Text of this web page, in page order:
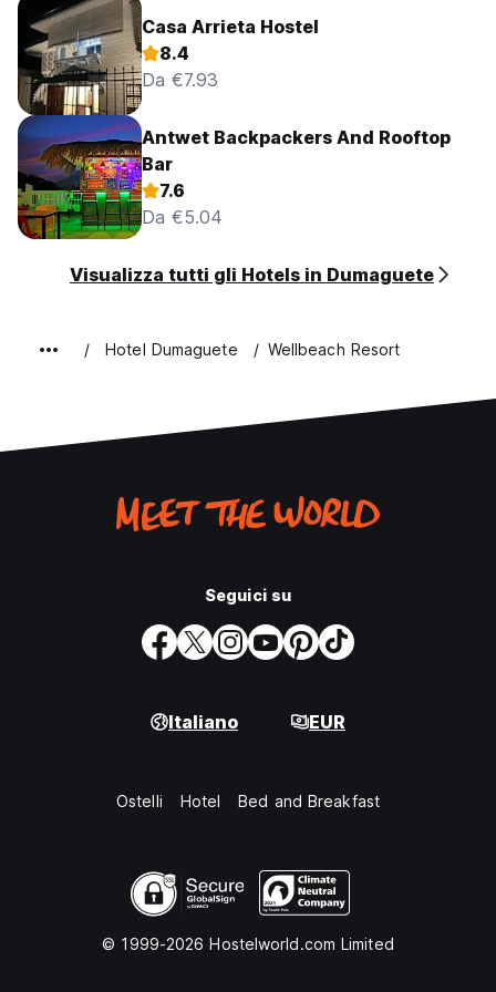
Casa Arrieta Hostel
8.4
Da €7.93
Antwet Backpackers And Rooftop
Bar
7.6
Da €5.04
Visualizza tutti gli Hotels in Dumaguete
Hotel Dumaguete Wellbeach Resort
Seguici su
Italiano EUR
Ostelli Hotel Bed and Breakfast
© 1999-2026 Hostelworld.com Limited